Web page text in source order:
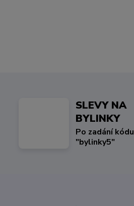
SLEVY NA
BYLINKY
Po zadání kódu
"bylinky5"